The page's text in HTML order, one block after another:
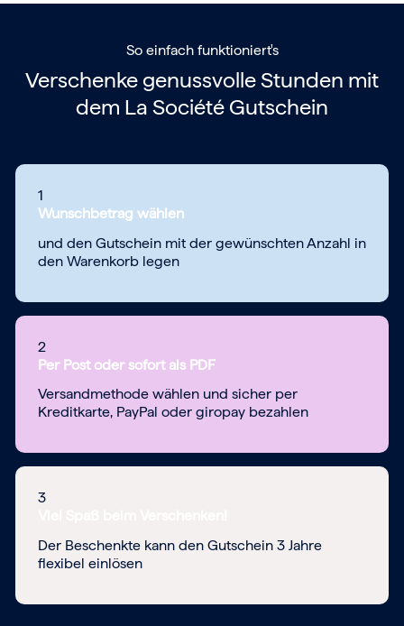
So einfach funktioniert's
Verschenke genussvolle Stunden mit
dem La Société Gutschein
1
Wunschbetrag wählen
und den Gutschein mit der gewünschten Anzahl in
den Warenkorb legen
2
Per Post oder sofort als PDF
Versandmethode wählen und sicher per
Kreditkarte, PayPal oder giropay bezahlen
3
Der Beschenkte kann den Gutschein 3 Jahre
flexibel einlösen